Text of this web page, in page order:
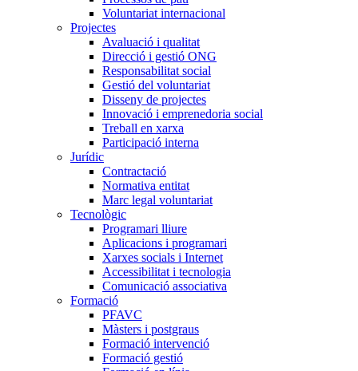
Voluntariat internacional
Projectes
Avaluació i qualitat
Direcció i gestió ONG
Responsabilitat social
Gestió del voluntariat
Disseny de projectes
Innovació i emprenedoria social
Treball en xarxa
Participació interna
Jurídic
Contractació
Normativa entitat
Marc legal voluntariat
Tecnològic
Programari lliure
Aplicacions i programari
Xarxes socials i Internet
Accessibilitat i tecnologia
Comunicació associativa
Formació
PFAVC
Màsters i postgraus
Formació intervenció
Formació gestió